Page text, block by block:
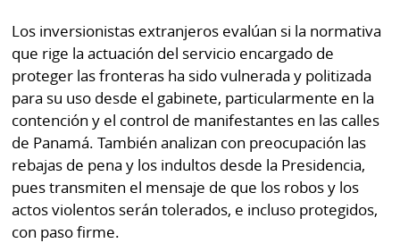
Cero
KM
Corprensa
Fácil
por
Hoy
⌾
Sábado
Picante
⌾
La
⌾
Tal
⌾
Sabrina
Sin
Censura
Los inversionistas extranjeros evalúan si la normativa
que rige la actuación del servicio encargado de
proteger las fronteras ha sido vulnerada y politizada
para su uso desde el gabinete, particularmente en la
contención y el control de manifestantes en las calles
de Panamá. También analizan con preocupación las
rebajas de pena y los indultos desde la Presidencia,
pues transmiten el mensaje de que los robos y los
actos violentos serán tolerados, e incluso protegidos,
con paso firme.